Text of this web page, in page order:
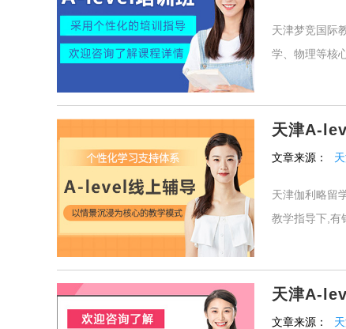
天津梦竞国际
学、物理等核
天津A-
文章来源：
天津伽利略留
教学指导下,有
天津A-
文章来源：